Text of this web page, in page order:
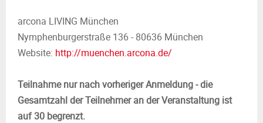
arcona LIVING München
Nymphenburgerstraße 136 - 80636 München
Website: http://muenchen.arcona.de/
Teilnahme nur nach vorheriger Anmeldung - die
Gesamtzahl der Teilnehmer an der Veranstaltung ist
auf 30 begrenzt.